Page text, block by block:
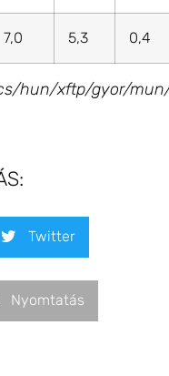
7,0 5,3 0,4
hun/xftp/gyor/
Twitter
Nyomtatás